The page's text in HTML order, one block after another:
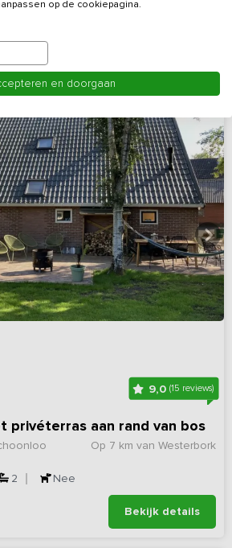
9,0(15 reviews)
privéterras aan rand van bos
Op 7 km van Westerbork
2 Nee
Bekijk details
op de cookiepagina.
en doorgaan